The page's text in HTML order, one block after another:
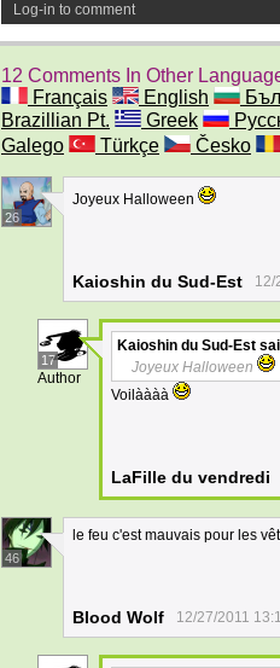
Log-in to comment
12 Comments In Other
Français
English
Brazillian Pt.
Greek
Galego
Türkçe Česko
26
Joyeux Halloween
Kaioshin du Sud-Est 12/
17
Author
Kaioshin du Sud-Est
Joyeux Halloween
Voilàààà
LaFille du vendredi
46
le feu c'est mauvais pour les
Blood Wolf 12/27/2011